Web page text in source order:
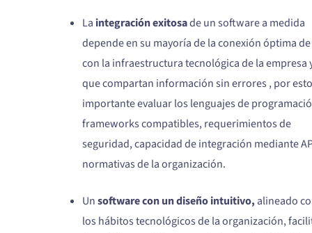
La integración exitosade un software a medida
depende en su mayoría de la conexión óptima
con la infraestructura tecnológica de la empresa
que compartan información sin errores , por
importante evaluar los lenguajes de
frameworks compatibles, requerimientos de
seguridad, capacidad de integración mediante
normativas de la organización.
Unsoftware con un diseño intuitivo, alineado
los hábitos tecnológicos de la organización,